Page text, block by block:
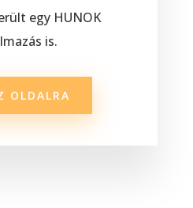
egy HUNOK
is.
OLDALRA